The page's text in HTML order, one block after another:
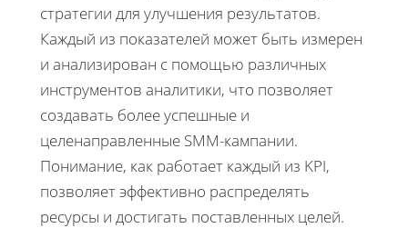
стратегии для улучшения результатов.
Каждый из показателей может быть измерен
и анализирован с помощью различных
инструментов аналитики, что позволяет
создавать более успешные и
целенаправленные SMM-кампании.
Понимание, как работает каждый из KPI,
позволяет эффективно распределять
ресурсы и достигать поставленных целей.